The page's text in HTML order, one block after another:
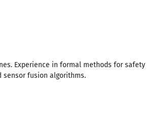
Experience in formal methods for safety
sensor fusion algorithms.